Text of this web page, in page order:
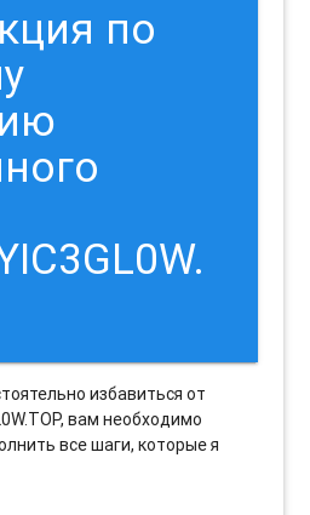
по
избавиться от
вам необходимо
все шаги, которые я